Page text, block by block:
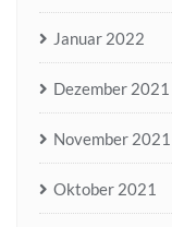
Januar 2022
Dezember 2021
November 2021
Oktober 2021